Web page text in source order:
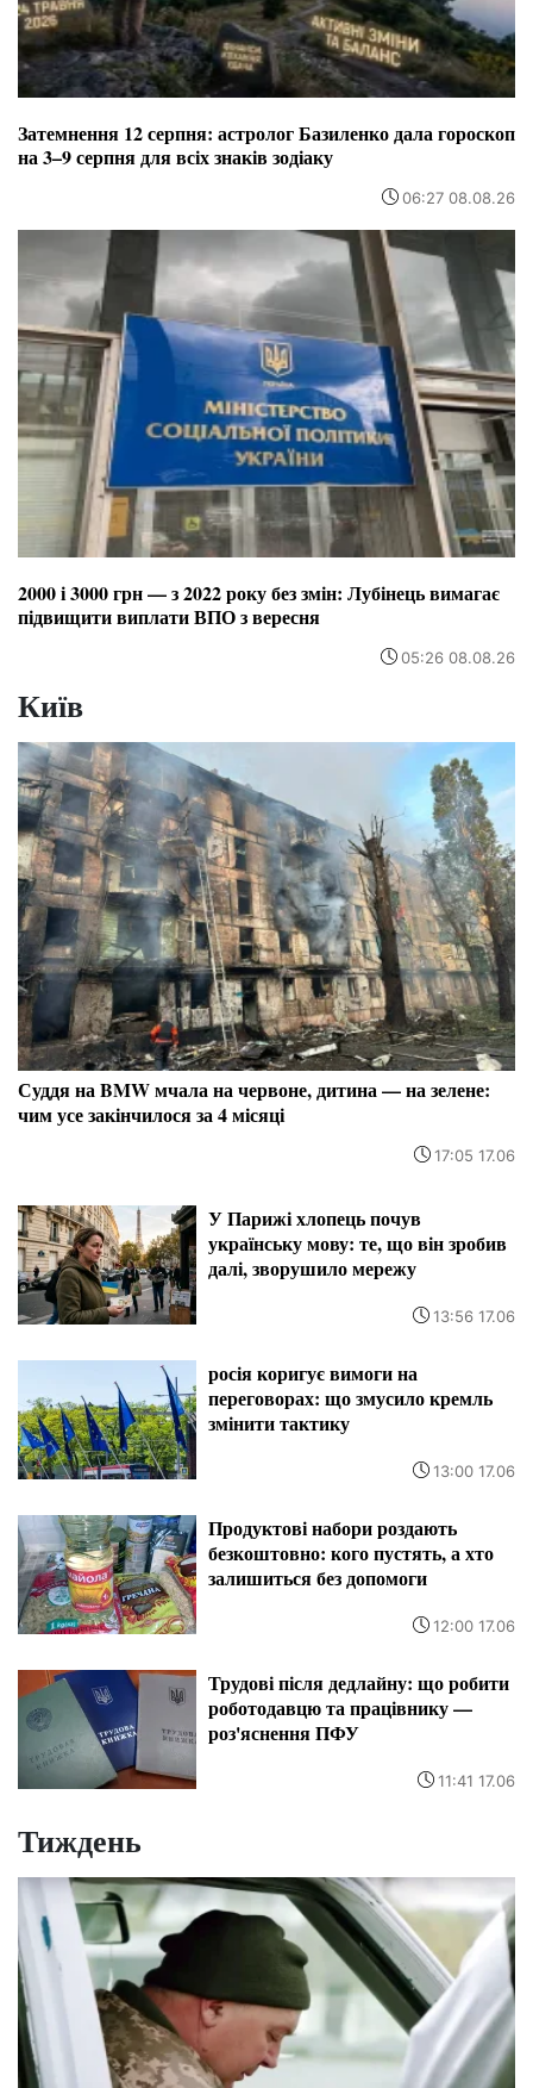
Затемнення 12 серпня: астролог Базиленко дала гороскоп
на 3–9 серпня для всіх знаків зодіаку
06:27 08.08.26
2000 і 3000 грн — з 2022 року без змін: Лубінець вимагає
підвищити виплати ВПО з вересня
05:26 08.08.26
Київ
Суддя на BMW мчала на червоне, дитина — на зелене:
чим усе закінчилося за 4 місяці
17:05 17.06
У Парижі хлопець почув
українську мову: те, що він зробив
далі, зворушило мережу
13:56 17.06
росія коригує вимоги на
переговорах: що змусило кремль
змінити тактику
13:00 17.06
Продуктові набори роздають
безкоштовно: кого пустять, а хто
залишиться без допомоги
12:00 17.06
Трудові після дедлайну: що робити
роботодавцю та працівнику —
роз'яснення ПФУ
11:41 17.06
Тиждень